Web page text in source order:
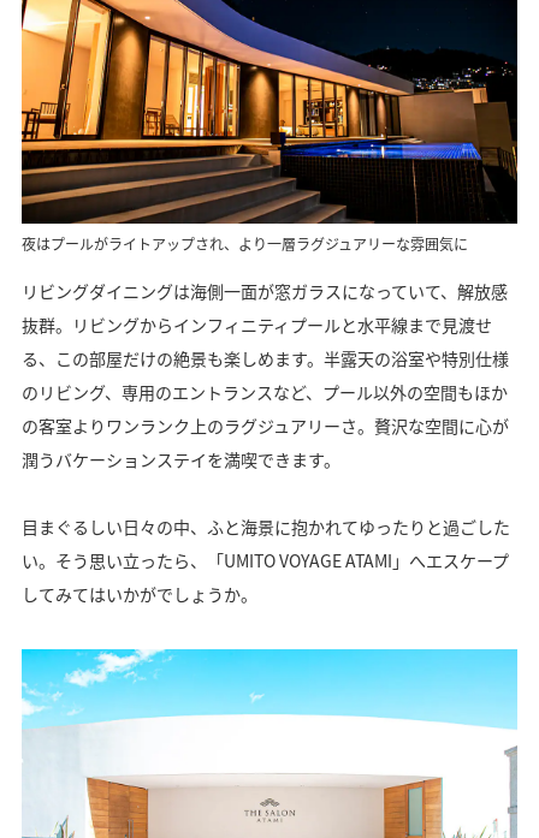
夜はプールがライトアップされ、より一層ラグジュアリーな雰囲気に
リビングダイニングは海側一面が窓ガラスになっていて、解放感
抜群。リビングからインフィニティプールと水平線まで見渡せ
る、この部屋だけの絶景も楽しめます。半露天の浴室や特別仕様
のリビング、専用のエントランスなど、プール以外の空間もほか
の客室よりワンランク上のラグジュアリーさ。贅沢な空間に心が
潤うバケーションステイを満喫できます。
目まぐるしい日々の中、ふと海景に抱かれてゆったりと過ごした
い。そう思い立ったら、「UMITO VOYAGE ATAMI」へエスケープ
してみてはいかがでしょうか。